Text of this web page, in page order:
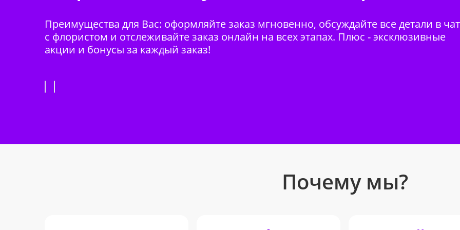
Преимущества для Вас: оформляйте заказ мгновенно, обсуждайте все детали в
с флористом и отслеживайте заказ онлайн на всех этапах. Плюс - эксклюзивные
акции и бонусы за каждый заказ!
Почему мы?